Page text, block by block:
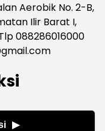
Aerobik No. 2-B,
Ilir Barat I,
088286016000
▶